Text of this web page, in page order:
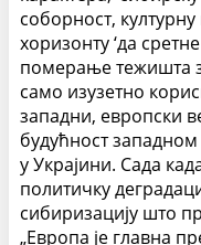
соборност,
хоризонту ‘да
померање тежишта
само изузетно
западни, европски
будућност западном
у Украјини. Сада
политичку
сибиризацију што
„Европа је главна